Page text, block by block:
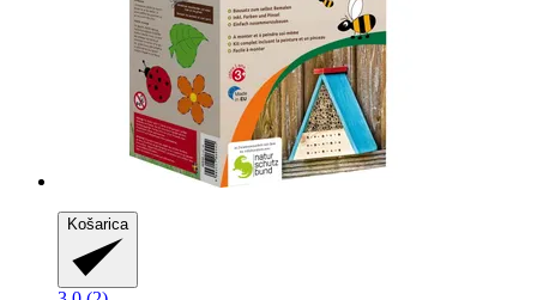
Košarica